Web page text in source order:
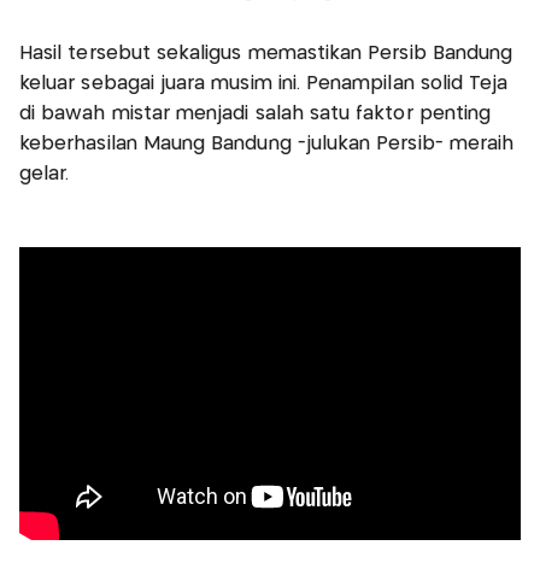
Hasil tersebut sekaligus memastikan Persib Bandung
keluar sebagai juara musim ini. Penampilan solid Teja
di bawah mistar menjadi salah satu faktor penting
keberhasilan Maung Bandung -julukan Persib- meraih
gelar.